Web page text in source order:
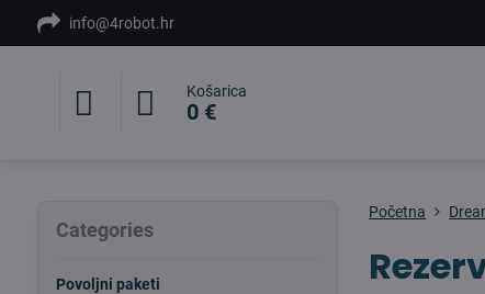
info@4robot.hr
Košarica
0 €
Početna
Categories
Povoljni paketi